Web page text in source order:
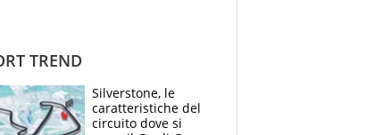
TREND
Silverstone, le
caratteristiche del
circuito dove si